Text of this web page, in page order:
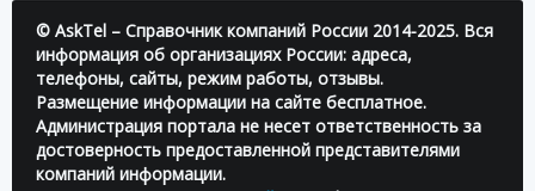
© AskTel – Справочник компаний России 2014-2025. Вся
информация об организациях России: адреса,
телефоны, сайты, режим работы, отзывы.
Размещение информации на сайте бесплатное.
Администрация портала не несет ответственность за
достоверность предоставленной представителями
компаний информации.